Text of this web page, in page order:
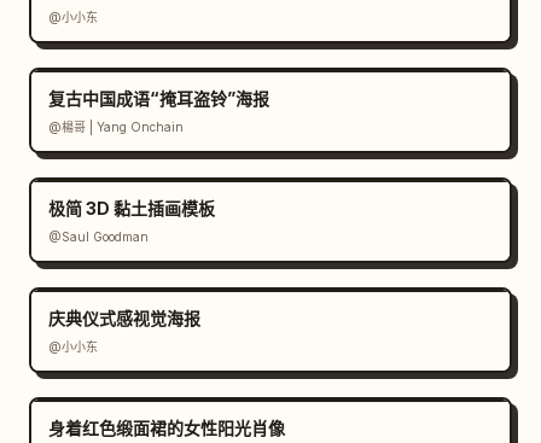
@小小东
复古中国成语“掩耳盗铃”海报
@楊哥 | Yang Onchain
极简 3D 黏土插画模板
@Saul Goodman
庆典仪式感视觉海报
@小小东
身着红色缎面裙的女性阳光肖像